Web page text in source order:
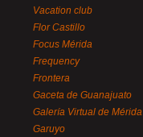
Vacation club
Flor Castillo
Focus Mérida
Frequency
Frontera
Gaceta de Guanajuato
Galería Virtual de Mérida
Garuyo